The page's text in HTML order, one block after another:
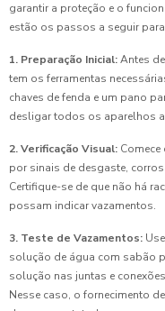
garantir a proteção e o
estão os passos a seguir
1. Preparação Inicial:Antes
tem os ferramentas
chaves de fenda e um pano
desligar todos os aparelhos
2. Verificação Visual:
por sinais de desgaste,
Certifique-se de que não há
possam indicar vazamentos.
3. Teste de Vazamentos:
solução de água com sabão
solução nas juntas e
Nesse caso, o fornecimento